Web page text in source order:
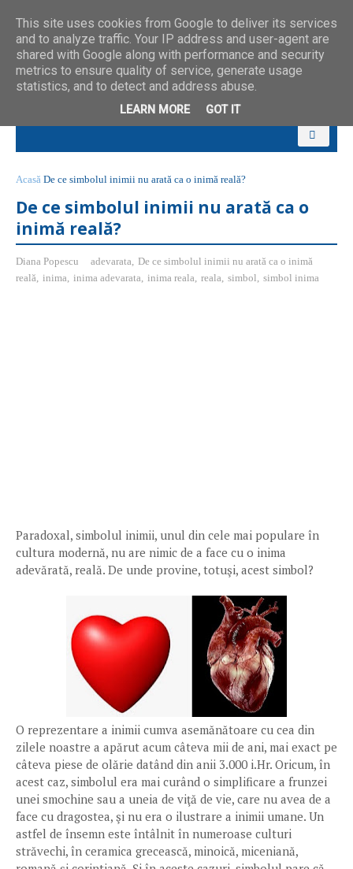
Acasă De ce simbolul inimii nu arată ca o inimă reală?
De ce simbolul inimii nu arată ca o
inimă reală?
Diana Popescu adevarata, De ce simbolul inimii nu arată ca o inimă
reală, inima, inima adevarata, inima reala, reala, simbol, simbol inima
Paradoxal, simbolul inimii, unul din cele mai populare în
cultura modernă, nu are nimic de a face cu o inima
adevărată, reală. De unde provine, totuşi, acest simbol?
O reprezentare a inimii cumva asemănătoare cu cea din
zilele noastre a apărut acum câteva mii de ani, mai exact pe
câteva piese de olărie datând din anii 3.000 i.Hr. Oricum, în
acest caz, simbolul era mai curând o simplificare a frunzei
unei smochine sau a uneia de viţă de vie, care nu avea de a
face cu dragostea, şi nu era o ilustrare a inimii umane. Un
astfel de însemn este întâlnit în numeroase culturi
străvechi, în ceramica grecească, minoică, miceniană,
This site uses cookies from Google to deliver its services
and to analyze traffic. Your IP address and user-agent are
shared with Google along with performance and security
metrics to ensure quality of service, generate usage
statistics, and to detect and address abuse.
LEARN MORE GOT IT